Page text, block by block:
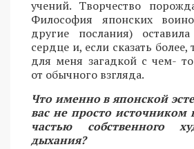
учений. Творчество
Философия японских
другие послания)
сердце и, если сказать
для меня загадкой с чем-
от обычного взгляда.
Что именно в японской
вас не просто источником
частью собственного
дыхания?